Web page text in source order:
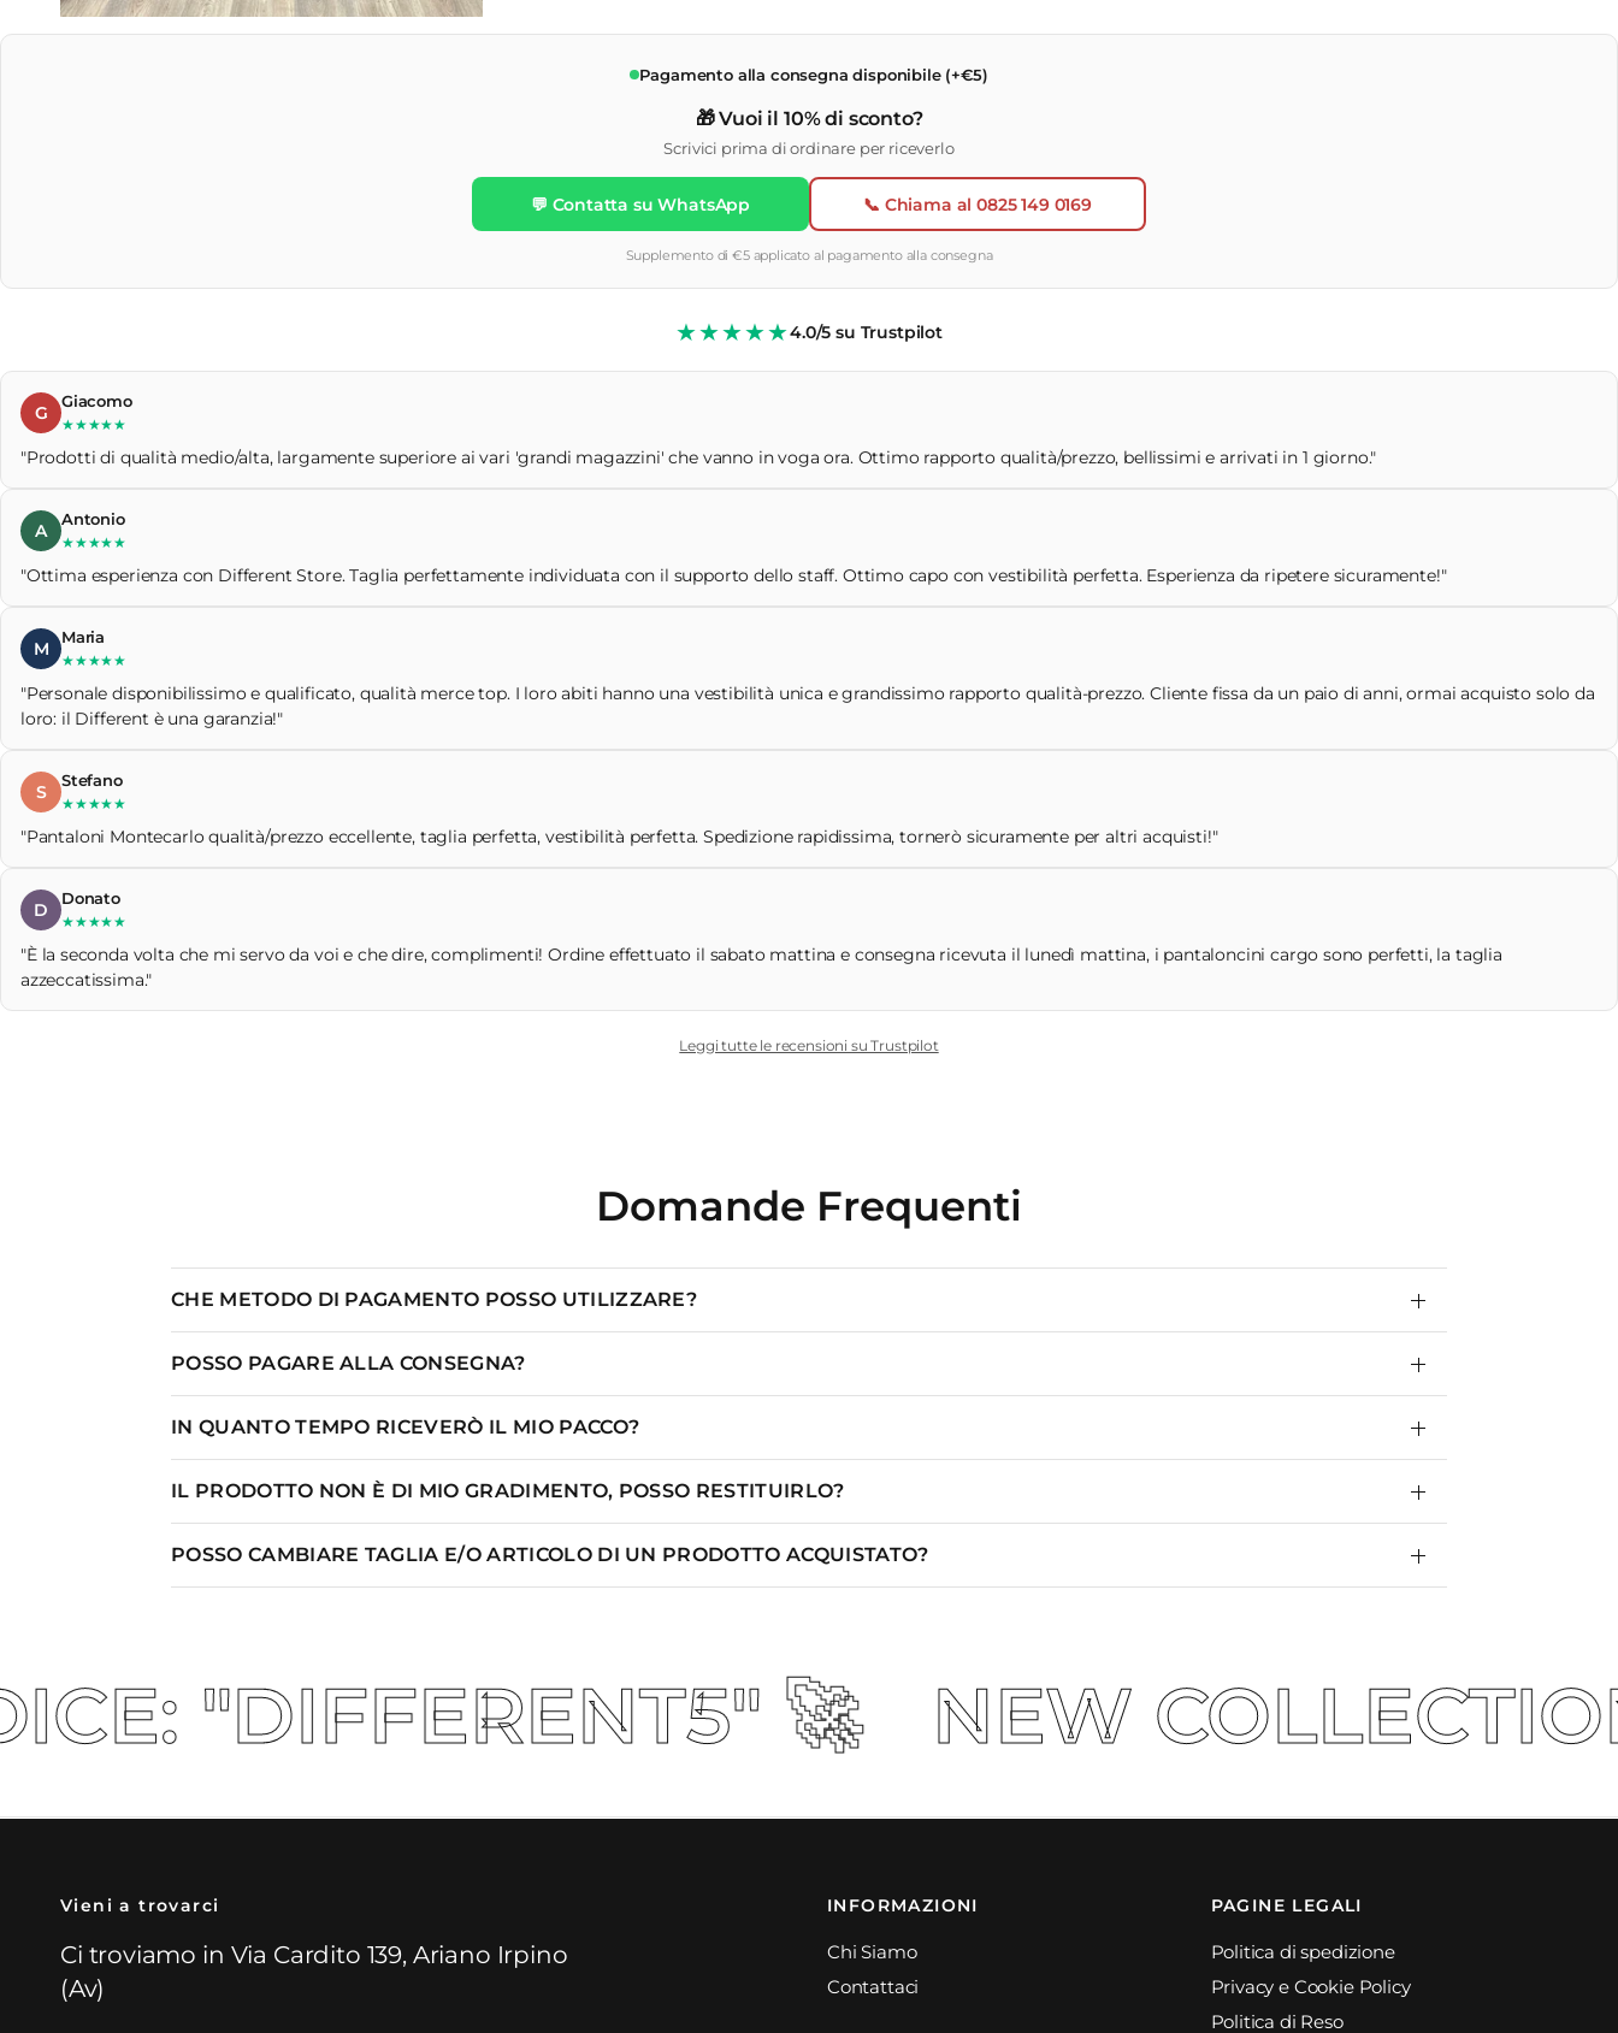
Pagamento alla consegna disponibile (+€5)
🎁 Vuoi il 10% di sconto?
Scrivici prima di ordinare per riceverlo
💬 Contatta su WhatsApp 📞 Chiama al 0825 149 0169
Supplemento di €5 applicato al pagamento alla consegna
★★★★★4.0/5 su Trustpilot
G
Giacomo
★★★★★
"Prodotti di qualità medio/alta, largamente superiore ai vari 'grandi magazzini' che vanno in voga ora. Ottimo rapporto qualità/prezzo, bellissimi e arrivati in 1 giorno."
A
Antonio
★★★★★
"Ottima esperienza con Different Store. Taglia perfettamente individuata con il supporto dello staff. Ottimo capo con vestibilità perfetta. Esperienza da ripetere sicuramente!"
M
Maria
★★★★★
"Personale disponibilissimo e qualificato, qualità merce top. I loro abiti hanno una vestibilità unica e grandissimo rapporto qualità-prezzo. Cliente fissa da un paio di anni, ormai acquisto solo da
loro: il Different è una garanzia!"
S
Stefano
★★★★★
"Pantaloni Montecarlo qualità/prezzo eccellente, taglia perfetta, vestibilità perfetta. Spedizione rapidissima, tornerò sicuramente per altri acquisti!"
D
Donato
★★★★★
"È la seconda volta che mi servo da voi e che dire, complimenti! Ordine effettuato il sabato mattina e consegna ricevuta il lunedì mattina, i pantaloncini cargo sono perfetti, la taglia
azzeccatissima."
Leggi tutte le recensioni su Trustpilot
Domande Frequenti
CHE METODO DI PAGAMENTO POSSO UTILIZZARE?
POSSO PAGARE ALLA CONSEGNA?
IN QUANTO TEMPO RICEVERÒ IL MIO PACCO?
IL PRODOTTO NON È DI MIO GRADIMENTO, POSSO RESTITUIRLO?
POSSO CAMBIARE TAGLIA E/O ARTICOLO DI UN PRODOTTO ACQUISTATO?
🚀 NEW COLLECTION S.S -
Vieni a trovarci
Ci troviamo in Via Cardito 139, Ariano Irpino
(Av)
INFORMAZIONI
Chi Siamo
Contattaci
PAGINE LEGALI
Politica di spedizione
Privacy e Cookie Policy
Politica di Reso